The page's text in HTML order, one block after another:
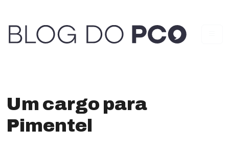
Um cargo para
Pimentel